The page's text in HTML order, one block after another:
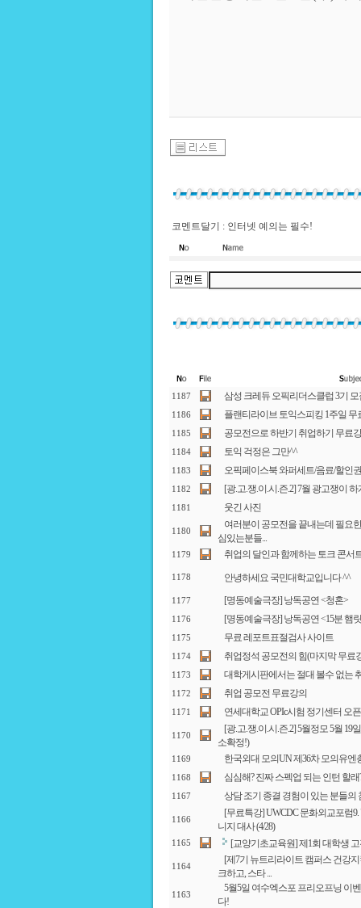
코멘트달기 : 인터넷 예의는 필수!
1187 삼성 크레듀 오픽리더스클럽 3기
1186 플랜티라이브 토익스피킹 1주일 무
1185 공모전으로 하반기 취업하기 무료
1184 토익 걱정은 그만^^
1183 오픽페이스북 와퍼세트/음료/할인
1182 [광.고.쟁.이.시.즌.2] 7월 광고쟁이
1181 웃긴 사진
1180
여러분이 공모전을 끝내는데 필요한
심있는분들...
1179 취업의 달인과 함께하는 토크 콘서
1178 안녕하세요 국민대학교입니다 ^^
1177 [명동예술극장] 낭독공연 <청혼>
1176 [명동예술극장] 낭독공연 <15분 햄
1175 무료 레포트표절검사 사이트
1174 취업정석 공모전의 힘(마지막 무료
1173 대학게시판에서는 절대 볼수 없는
1172 취업 공모전 무료강의
1171 연세대학교 OPIc시험 정기센터 오
1170
[광.고.쟁.이.시.즌.2] 5월정모 5월 19
소확정!)
1169 한국외대 모의UN 제36차 모의유엔
1168 심심해? 진짜 스펙업 되는 인턴 할래
1167 상담 조기 종결 경험이 있는 분들의
1166
[무료특강] UWCDC 문화외교포럼
니지 대사 (4/28)
1165 [교양기초교육원] 제1회 대학생
1164
[제7기 뉴트리라이트 캠퍼스 건강
크하고, 스타 ...
1163
5월5일 여수엑스포 프리오프닝 이
다!